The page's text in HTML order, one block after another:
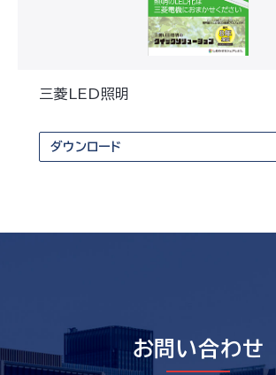
三菱LED照明
ダウンロード
お問い合わせ